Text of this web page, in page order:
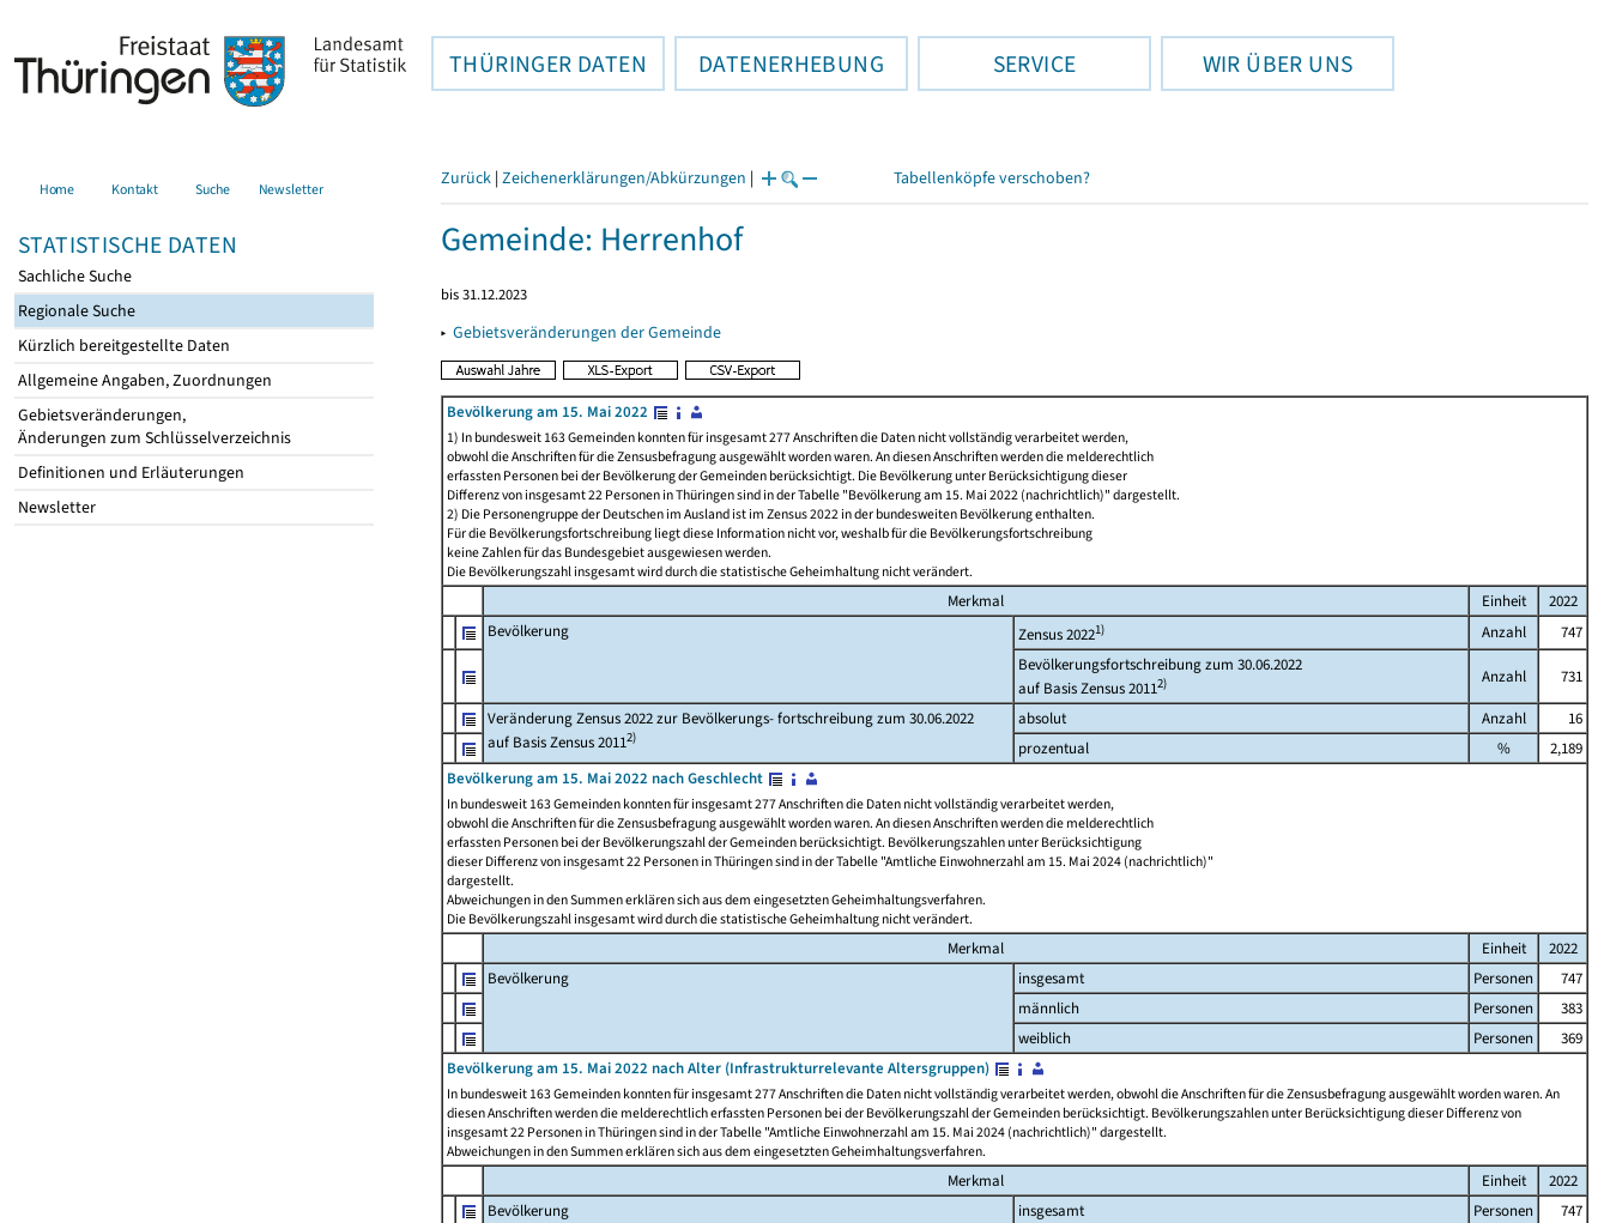
THÜRINGER DATEN DATENERHEBUNG SERVICE WIR ÜBER UNS
Home Kontakt Suche Newsletter
STATISTISCHE DATEN
Sachliche Suche
Regionale Suche
Kürzlich bereitgestellte Daten
Allgemeine Angaben, Zuordnungen
Gebietsveränderungen,
Änderungen zum Schlüsselverzeichnis
Definitionen und Erläuterungen
Newsletter
Zurück | Zeichenerklärungen/Abkürzungen | Tabellenköpfe verschoben?
Gemeinde: Herrenhof
bis 31.12.2023
▸ Gebietsveränderungen der Gemeinde
Bevölkerung am 15. Mai 2022
1) In bundesweit 163 Gemeinden konnten für insgesamt 277 Anschriften die Daten nicht vollständig verarbeitet werden,
obwohl die Anschriften für die Zensusbefragung ausgewählt worden waren. An diesen Anschriften werden die melderechtlich
erfassten Personen bei der Bevölkerung der Gemeinden berücksichtigt. Die Bevölkerung unter Berücksichtigung dieser
Differenz von insgesamt 22 Personen in Thüringen sind in der Tabelle "Bevölkerung am 15. Mai 2022 (nachrichtlich)" dargestellt.
2) Die Personengruppe der Deutschen im Ausland ist im Zensus 2022 in der bundesweiten Bevölkerung enthalten.
Für die Bevölkerungsfortschreibung liegt diese Information nicht vor, weshalb für die Bevölkerungsfortschreibung
keine Zahlen für das Bundesgebiet ausgewiesen werden.
Die Bevölkerungszahl insgesamt wird durch die statistische Geheimhaltung nicht verändert.
Merkmal Einheit
2022
Bevölkerung
Zensus 20221) Anzahl
747
Bevölkerungsfortschreibung zum 30.06.2022
auf Basis Zensus 20112) Anzahl 731
Veränderung Zensus 2022 zur Bevölkerungs- fortschreibung zum 30.06.2022
auf Basis Zensus 20112)
absolut Anzahl
16
prozentual
%
2,189
Bevölkerung am 15. Mai 2022 nach Geschlecht
In bundesweit 163 Gemeinden konnten für insgesamt 277 Anschriften die Daten nicht vollständig verarbeitet werden,
obwohl die Anschriften für die Zensusbefragung ausgewählt worden waren. An diesen Anschriften werden die melderechtlich
erfassten Personen bei der Bevölkerungszahl der Gemeinden berücksichtigt. Bevölkerungszahlen unter Berücksichtigung
dieser Differenz von insgesamt 22 Personen in Thüringen sind in der Tabelle "Amtliche Einwohnerzahl am 15. Mai 2024 (nachrichtlich)"
dargestellt.
Abweichungen in den Summen erklären sich aus dem eingesetzten Geheimhaltungsverfahren.
Die Bevölkerungszahl insgesamt wird durch die statistische Geheimhaltung nicht verändert.
Merkmal Einheit
2022
Bevölkerung
insgesamt Personen
747
männlich
Personen
383
weiblich
Personen
369
Bevölkerung am 15. Mai 2022 nach Alter (Infrastrukturrelevante Altersgruppen)
In bundesweit 163 Gemeinden konnten für insgesamt 277 Anschriften die Daten nicht vollständig verarbeitet werden, obwohl die Anschriften für die Zensusbefragung ausgewählt worden waren. An
diesen Anschriften werden die melderechtlich erfassten Personen bei der Bevölkerungszahl der Gemeinden berücksichtigt. Bevölkerungszahlen unter Berücksichtigung dieser Differenz von
insgesamt 22 Personen in Thüringen sind in der Tabelle "Amtliche Einwohnerzahl am 15. Mai 2024 (nachrichtlich)" dargestellt.
Abweichungen in den Summen erklären sich aus dem eingesetzten Geheimhaltungsverfahren.
Merkmal Einheit
2022
Bevölkerung
insgesamt Personen
747